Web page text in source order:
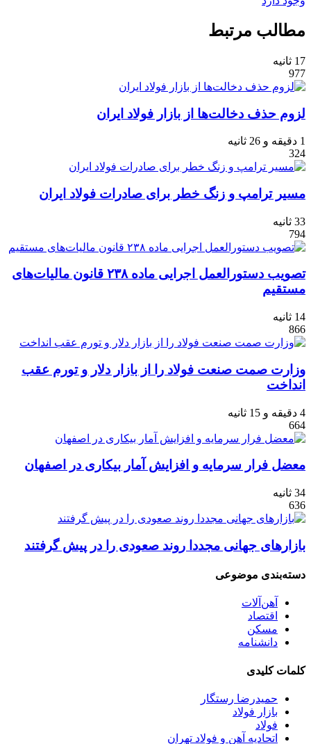
مطالب مرتبط
17 ثانیه
977
لزوم حذف دخالت‌ها از بازار فولاد ایران
1 دقیقه و 26 ثانیه
324
مسیر ترامپ و زنگ خطر برای صادرات فولاد ایران
33 ثانیه
794
تصویب دستورالعمل اجرایی ماده ۲۳۸ قانون مالیات‏‌های
مستقیم
14 ثانیه
866
وزارت صمت صنعت فولاد را از بازار دلار و تورم عقب
انداخت
4 دقیقه و 15 ثانیه
664
معضل فرار سرمایه و افزایش آمار بیکاری در اصفهان
34 ثانیه
636
بازارهای جهانی مجددا روند صعودی را در پیش گرفتند
دسته‌بندی موضوعی
آهن‌آلات
اقتصاد
مسکن
دانشنامه
کلمات کلیدی
حمیدرضا رستگار
بازار فولاد
فولاد
اتحادیه آهن و فولاد تهران